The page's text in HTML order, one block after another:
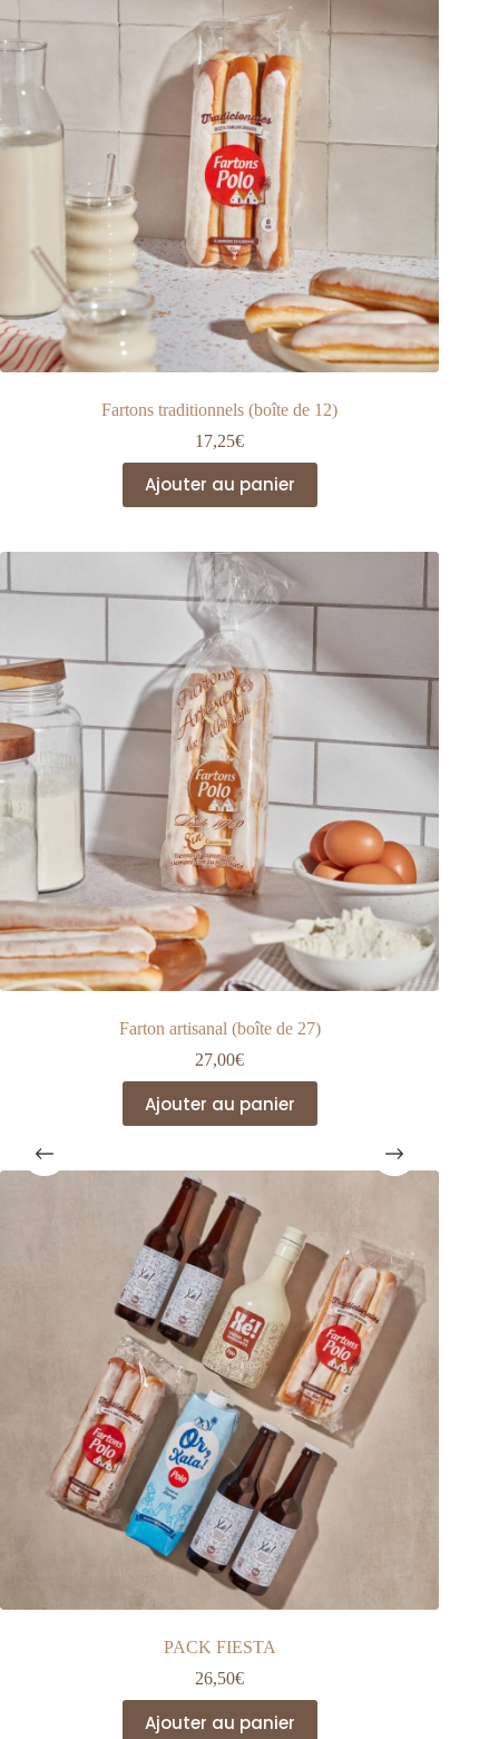
être
choisies
sur
la
page
du
produit
Fartons traditionnels (boîte de 12)
17,25€
Ajouter au panier
Farton artisanal (boîte de 27)
27,00€
Ajouter au panier
PACK FIESTA
26,50€
Ajouter au panier